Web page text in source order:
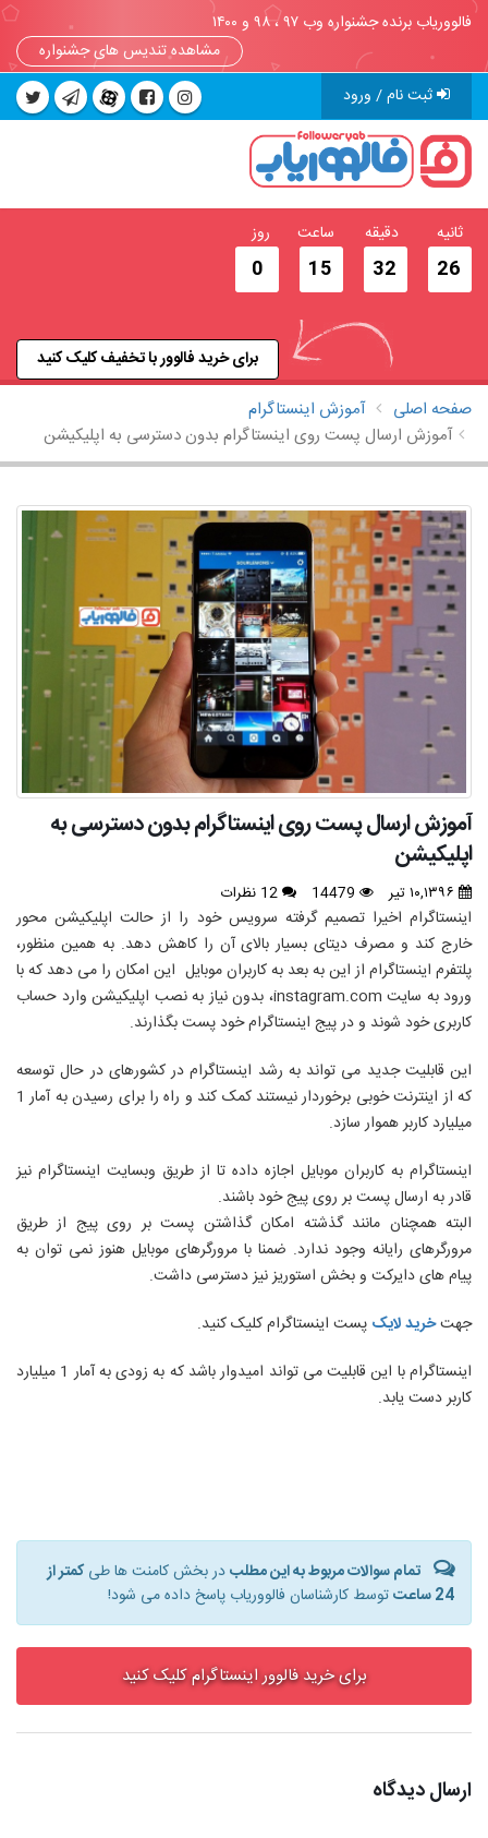
فالووریاب برنده جشنواره وب ۹۷ ، ۹۸ و ۱۴۰۰
مشاهده تندیس های جشنواره
ثبت نام / ورود
25
ثانیه
32
دقیقه
15
ساعت
0
روز
برای خرید فالوور با تخفیف کلیک کنید
صفحه اصلی
آموزش اینستاگرام
آموزش ارسال پست روی اینستاگرام بدون دسترسی به اپلیکیشن
آموزش ارسال پست روی اینستاگرام بدون دسترسی به
اپلیکیشن
اینستاگرام اخیرا تصمیم گرفته سرویس خود را از حالت اپلیکیشن محور
خارج کند و مصرف دیتای بسیار بالای آن را کاهش دهد. به همین منظور،
پلتفرم اینستاگرام از این به بعد به کاربران موبایل این امکان را می دهد که با
ورود به سایت instagram.com، بدون نیاز به نصب اپلیکیشن وارد حساب
کاربری خود شوند و در پیج اینستاگرام خود پست بگذارند.
این قابلیت جدید می تواند به رشد اینستاگرام در کشورهای در حال توسعه
که از اینترنت خوبی برخوردار نیستند کمک کند و راه را برای رسیدن به آمار 1
میلیارد کاربر هموار سازد.
اینستاگرام به کاربران موبایل اجازه داده تا از طریق وبسایت اینستاگرام نیز
قادر به ارسال پست بر روی پیج خود باشند.
البته همچنان مانند گذشته امکان گذاشتن پست بر روی پیج از طریق
مرورگرهای رایانه وجود ندارد. ضمنا با مرورگرهای موبایل هنوز نمی توان به
پیام های دایرکت و بخش استوریز نیز دسترسی داشت.
جهتخرید لایک پست اینستاگرام کلیک کنید.
اینستاگرام با این قابلیت می تواند امیدوار باشد که به زودی به آمار 1 میلیارد
کاربر دست یابد.
تمام سوالات مربوط به این مطلبدر بخش کامنت ها طیکمتر از
24 ساعت
توسط کارشناسان فالووریاب پاسخ داده می شود!
برای خرید فالوور اینستاگرام کلیک کنید
ارسال دیدگاه